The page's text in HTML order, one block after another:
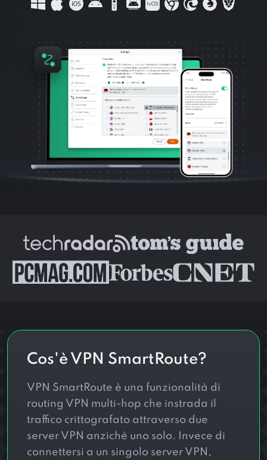
Cos'è VPN SmartRoute?
VPN SmartRoute è una funzionalità di
routing VPN multi-hop che instrada il
traffico crittografato attraverso due
server VPN anziché uno solo. Invece di
connettersi a un singolo server VPN,